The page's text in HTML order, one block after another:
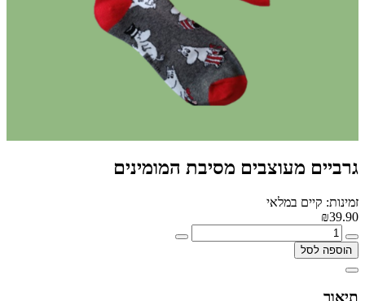
גרביים מעוצבים מסיבת המומינים
זמינות: קיים במלאי
₪39.90
הוספה לסל
תיאור